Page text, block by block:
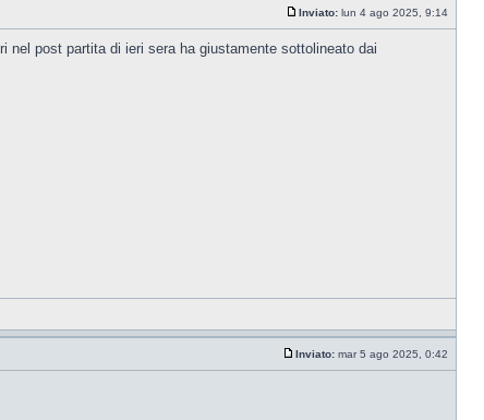
Inviato: lun 4 ago 2025, 9:14
nel post partita di ieri sera ha giustamente sottolineato dai
Inviato: mar 5 ago 2025, 0:42